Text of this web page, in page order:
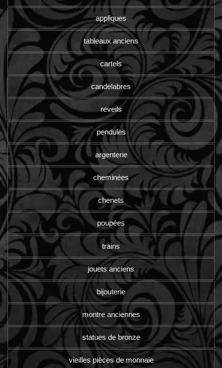
appliques
tableaux anciens
cartels
candelabres
reveils
pendules
argenterie
cheminées
chenets
poupées
trains
jouets anciens
bijouterie
montre anciennes
statues de bronze
vieilles pièces de monnaie